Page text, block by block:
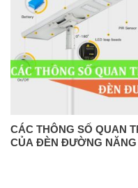
CÁC THÔNG SỐ QUAN
CỦA ĐÈN ĐƯỜNG